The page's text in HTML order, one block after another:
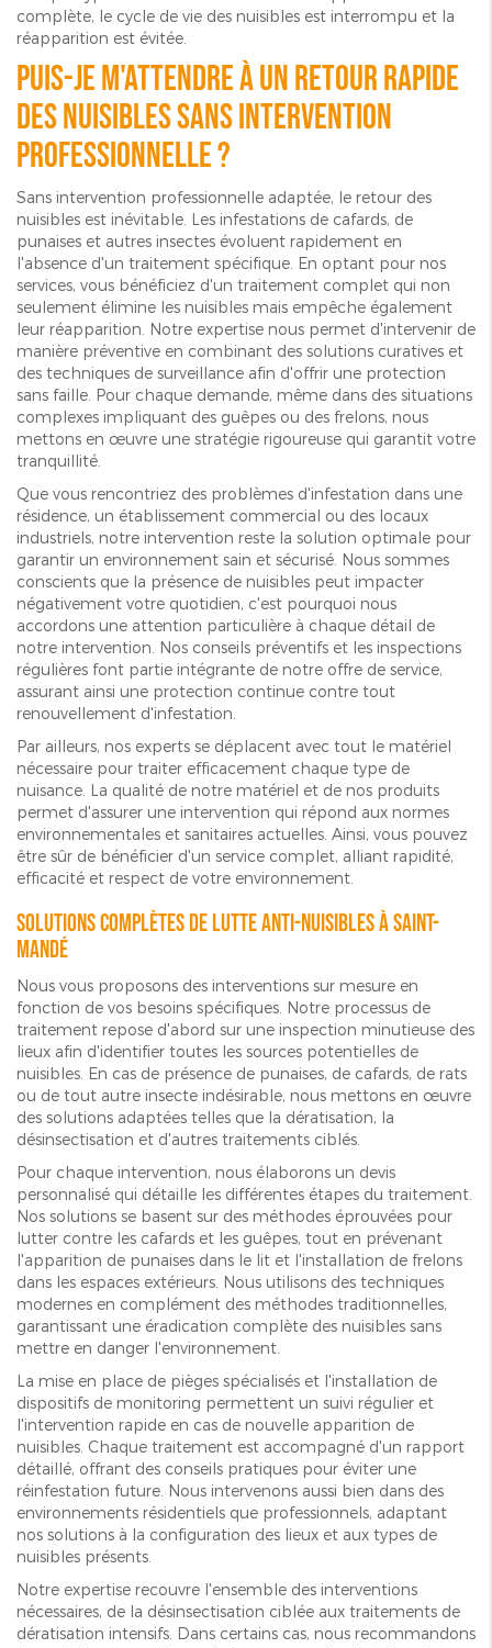
complète, le cycle de vie des nuisibles est interrompu et la
réapparition est évitée.
Puis-je m'attendre à un retour rapide
des nuisibles sans intervention
professionnelle ?
Sans intervention professionnelle adaptée, le retour des
nuisibles est inévitable. Les infestations de cafards, de
punaises et autres insectes évoluent rapidement en
l'absence d'un traitement spécifique. En optant pour nos
services, vous bénéficiez d'un traitement complet qui non
seulement élimine les nuisibles mais empêche également
leur réapparition. Notre expertise nous permet d'intervenir de
manière préventive en combinant des solutions curatives et
des techniques de surveillance afin d'offrir une protection
sans faille. Pour chaque demande, même dans des situations
complexes impliquant des guêpes ou des frelons, nous
mettons en œuvre une stratégie rigoureuse qui garantit votre
tranquillité.
Que vous rencontriez des problèmes d'infestation dans une
résidence, un établissement commercial ou des locaux
industriels, notre intervention reste la solution optimale pour
garantir un environnement sain et sécurisé. Nous sommes
conscients que la présence de nuisibles peut impacter
négativement votre quotidien, c'est pourquoi nous
accordons une attention particulière à chaque détail de
notre intervention. Nos conseils préventifs et les inspections
régulières font partie intégrante de notre offre de service,
assurant ainsi une protection continue contre tout
renouvellement d'infestation.
Par ailleurs, nos experts se déplacent avec tout le matériel
nécessaire pour traiter efficacement chaque type de
nuisance. La qualité de notre matériel et de nos produits
permet d'assurer une intervention qui répond aux normes
environnementales et sanitaires actuelles. Ainsi, vous pouvez
être sûr de bénéficier d'un service complet, alliant rapidité,
efficacité et respect de votre environnement.
Solutions complètes de lutte anti-nuisibles à Saint-
Mandé
Nous vous proposons des interventions sur mesure en
fonction de vos besoins spécifiques. Notre processus de
traitement repose d'abord sur une inspection minutieuse des
lieux afin d'identifier toutes les sources potentielles de
nuisibles. En cas de présence de punaises, de cafards, de rats
ou de tout autre insecte indésirable, nous mettons en œuvre
des solutions adaptées telles que la dératisation, la
désinsectisation et d'autres traitements ciblés.
Pour chaque intervention, nous élaborons un devis
personnalisé qui détaille les différentes étapes du traitement.
Nos solutions se basent sur des méthodes éprouvées pour
lutter contre les cafards et les guêpes, tout en prévenant
l'apparition de punaises dans le lit et l'installation de frelons
dans les espaces extérieurs. Nous utilisons des techniques
modernes en complément des méthodes traditionnelles,
garantissant une éradication complète des nuisibles sans
mettre en danger l'environnement.
La mise en place de pièges spécialisés et l'installation de
dispositifs de monitoring permettent un suivi régulier et
l'intervention rapide en cas de nouvelle apparition de
nuisibles. Chaque traitement est accompagné d'un rapport
détaillé, offrant des conseils pratiques pour éviter une
réinfestation future. Nous intervenons aussi bien dans des
environnements résidentiels que professionnels, adaptant
nos solutions à la configuration des lieux et aux types de
nuisibles présents.
Notre expertise recouvre l'ensemble des interventions
nécessaires, de la désinsectisation ciblée aux traitements de
dératisation intensifs. Dans certains cas, nous recommandons